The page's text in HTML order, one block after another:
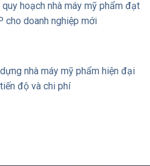
quy hoạch nhà máy mỹ phẩm đạt
cho doanh nghiệp mới
nhà máy mỹ phẩm hiện đại
độ và chi phí